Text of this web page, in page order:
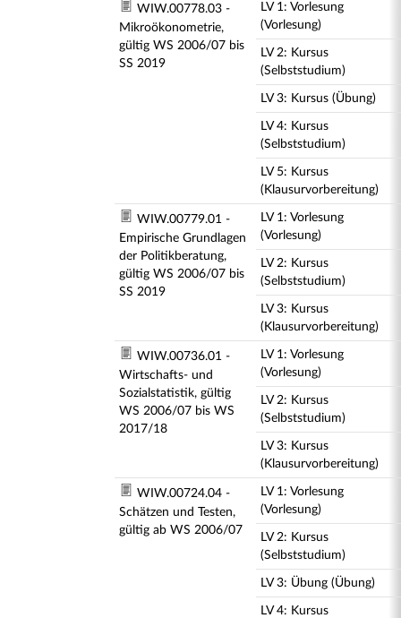
WIW.00778.03 -
Mikroökonometrie,
gültig WS 2006/07 bis
SS 2019
LV 1: Vorlesung
(Vorlesung)
LV 2: Kursus
(Selbststudium)
LV 3: Kursus (Übung)
LV 4: Kursus
(Selbststudium)
LV 5: Kursus
(Klausurvorbereitung)
WIW.00779.01 -
Empirische Grundlagen
der Politikberatung,
gültig WS 2006/07 bis
SS 2019
LV 1: Vorlesung
(Vorlesung)
LV 2: Kursus
(Selbststudium)
LV 3: Kursus
(Klausurvorbereitung)
WIW.00736.01 -
Wirtschafts- und
Sozialstatistik, gültig
WS 2006/07 bis WS
2017/18
LV 1: Vorlesung
(Vorlesung)
LV 2: Kursus
(Selbststudium)
LV 3: Kursus
(Klausurvorbereitung)
WIW.00724.04 -
Schätzen und Testen,
gültig ab WS 2006/07
LV 1: Vorlesung
(Vorlesung)
LV 2: Kursus
(Selbststudium)
LV 3: Übung (Übung)
LV 4: Kursus